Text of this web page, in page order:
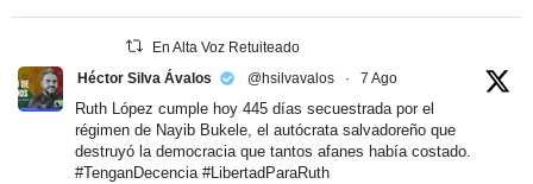
En Alta Voz Retuiteado
Héctor Silva Ávalos
@hsilvavalos · 7 Ago
Ruth López cumple hoy 445 días secuestrada por el
régimen de Nayib Bukele, el autócrata salvadoreño que
destruyó la democracia que tantos afanes había costado.
#TenganDecencia #LibertadParaRuth